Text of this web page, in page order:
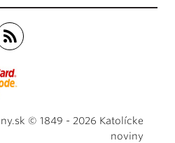
© 1849 - 2026 Katolícke
noviny